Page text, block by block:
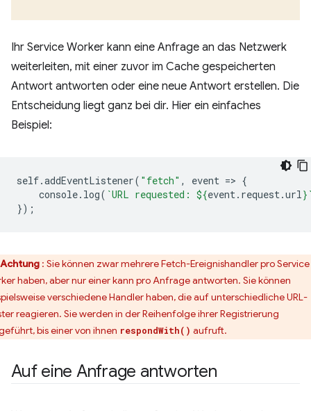
Ihr Service Worker kann eine Anfrage an das Netzwerk
weiterleiten, mit einer zuvor im Cache gespeicherten
Antwort antworten oder eine neue Antwort erstellen. Die
Entscheidung liegt ganz bei dir. Hier ein einfaches
Beispiel:
self.addEventListener( "fetch" , event => {
console. log( `URL requested: ${event. request.url}
});
Achtung : Sie können zwar mehrere Fetch-Ereignishandler pro Service
haben, aber nur einer kann pro Anfrage antworten. Sie können
verschiedene Handler haben, die auf unterschiedliche URL-
reagieren. Sie werden in der Reihenfolge ihrer Registrierung
bis einer von ihnen respondWith() aufruft.
Auf eine Anfrage antworten